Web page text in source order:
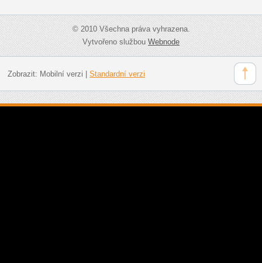
© 2010 Všechna práva vyhrazena.
Vytvořeno službouWebnode
Zobrazit: Mobilní verzi Standardní verzi